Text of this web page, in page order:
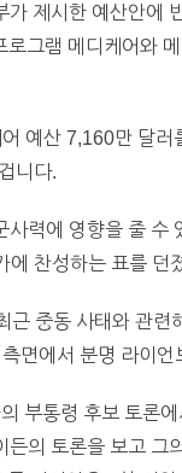
제시한 예산안에
그램 메디케어와
예산 7,160만 달러
니다.
력에 영향을 줄 수
에 찬성하는 표를 던
중동 사태와 관련
면에서 분명 라이언
부통령 후보 토론
의 토론을 보고 그